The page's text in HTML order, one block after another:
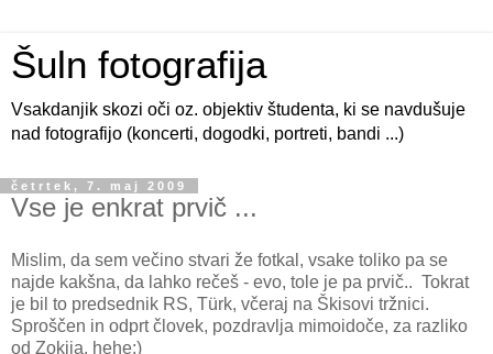
Šuln fotografija
Vsakdanjik skozi oči oz. objektiv študenta, ki se navdušuje
nad fotografijo (koncerti, dogodki, portreti, bandi ...)
četrtek, 7. maj 2009
Vse je enkrat prvič ...
Mislim, da sem večino stvari že fotkal, vsake toliko pa se
najde kakšna, da lahko rečeš - evo, tole je pa prvič.. Tokrat
je bil to predsednik RS, Türk, včeraj na Škisovi tržnici.
Sproščen in odprt človek, pozdravlja mimoidoče, za razliko
od Zokija, hehe:)